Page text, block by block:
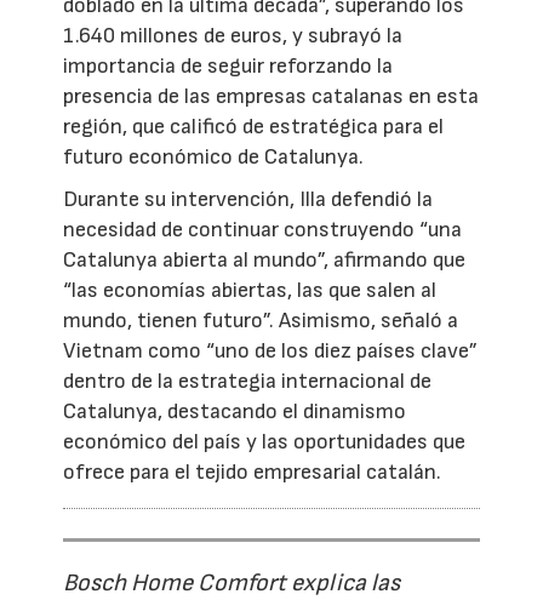
1.640 millones de euros, y subrayó la
importancia de seguir reforzando la
presencia de las empresas catalanas en esta
región, que calificó de estratégica para el
futuro económico de Catalunya.
Durante su intervención, Illa defendió la
necesidad de continuar construyendo “una
Catalunya abierta al mundo”, afirmando que
“las economías abiertas, las que salen al
mundo, tienen futuro”. Asimismo, señaló a
Vietnam como “uno de los diez países clave”
dentro de la estrategia internacional de
Catalunya, destacando el dinamismo
económico del país y las oportunidades que
ofrece para el tejido empresarial catalán.
Bosch Home Comfort explica las